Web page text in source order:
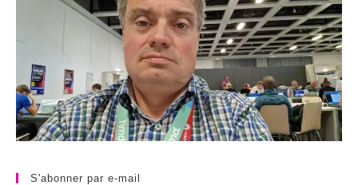
S'abonner par e-mail